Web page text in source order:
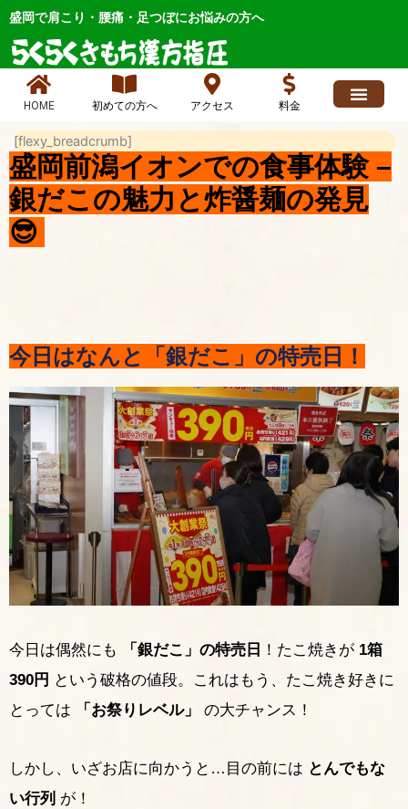
内
を
盛岡で肩こり・腰痛・足つぼにお悩みの方へ
HOME 初めての方へ アクセス 料金
[flexy_breadcrumb]
盛岡前潟イオンでの食事体験 –
銀だこの魅力と炸醤麺の発見
😎
今日はなんと「銀だこ」の特売日！
今日は偶然にも 「銀だこ」の特売日 ！たこ焼きが 1箱
390円 という破格の値段。これはもう、たこ焼き好きに
とっては
「お祭りレベル」 の大チャンス！
しかし、いざお店に向かうと…目の前には とんでもな
い行列 が！